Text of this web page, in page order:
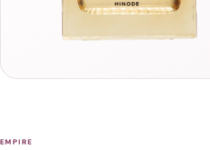
EMPIRE